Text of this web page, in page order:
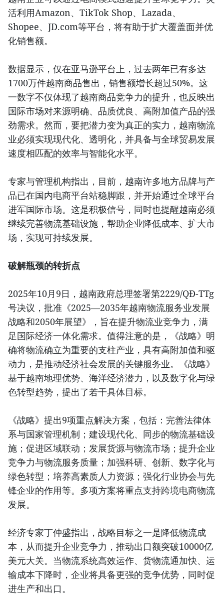
活利用Amazon、TikTok Shop、Lazada、
Shopee、JD.com等平台，将有助于扩大覆盖面并优
化销售额。
数据显示，仅在亚马逊平台上，过去两年已有多达
1700万件越南商品售出，销售额增长超过50%。这
一数字不仅体现了越南商品竞争力的提升，也反映出
国际市场对来源明确、品质优良、高附加值产品的强
劲需求。然而，要把潜力变为真正的实力，越南物流
业必须实现现代化、透明化，并具备与全球贸易发展
速度相匹配的效率与智能化水平。
专家与管理机构指出，目前，越南许多地方品牌与产
品已在国内电商平台站稳脚跟，并开始通过全球平台
进军国际市场。这是积极信号，同时也提醒越南必须
继续完善物流基础设施，帮助企业降低成本、扩大市
场，实现可持续发展。
破解瓶颈的转折点
2025年10月9日，越南政府总理签署第2229/QĐ-TTg
号决议，批准《2025—2035年越南物流服务业发展
战略和2050年展望》，旨在提升物流业竞争力，满
足国际经济一体化需求。值得注意的是，《战略》明
确将物流确立为重要的支柱产业，具有高附加值和驱
动力，是推动经济社会发展的关键服务业。《战略》
基于越南地理优势、海洋经济潜力，以及数字化与绿
色转型趋势，提出了若干具体目标。
《战略》提出9项重点解决方案，包括：完善法律体
系与国家管理机制；建设现代化、同步的物流基础设
施；促进区域联动；发展货源与物流市场；提升企业
竞争力与物流服务质量；加强科研、创新、数字化与
绿色转型；培养高素质人力资源；强化行业协会与先
锋企业的作用等。多项方案将重点支持跨境电商物流
发展。
经济专家丁仲盛指出，战略目标之一是降低物流成
本，从而提升企业竞争力，推动出口额突破10000亿
美元大关。当物流系统高效运作、货物流通加快、运
输成本下降时，企业将具备更强的竞争优势，同时促
进生产和出口。